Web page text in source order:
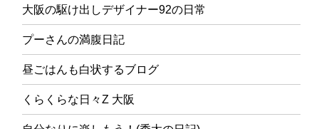
大阪の駆け出しデザイナー92の日常
プーさんの満腹日記
昼ごはんも白状するブログ
くらくらな日々Z 大阪